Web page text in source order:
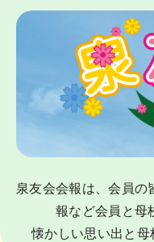
泉友会会報は、会員の
報など会員と母
懐かしい思い出と母